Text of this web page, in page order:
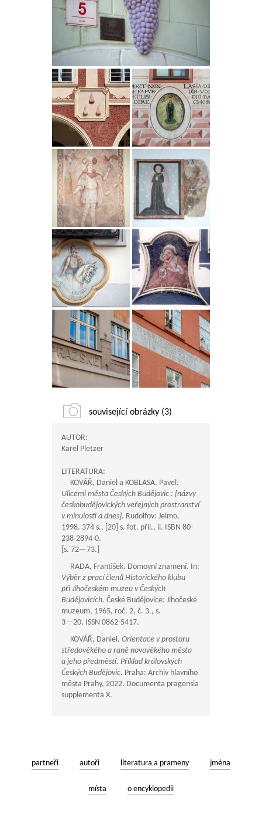
související obrázky (3)
AUTOR:
Karel Pletzer
LITERATURA:
KOVÁŘ, Daniel a KOBLASA, Pavel.
Ulicemi města Českých Budějovic : [názvy
českobudějovických veřejných prostranství
v minulosti a dnes]. Rudolfov: Jelmo,
1998. 374 s., [20] s. fot. příl., il. ISBN 80-
238-2894-0.
[s. 72—73.]
RADA, František. Domovní znamení. In:
Výběr z prací členů Historického klubu
při Jihočeském muzeu v Českých
Budějovicích. České Budějovice: Jihočeské
muzeum, 1965, roč. 2, č. 3., s.
3—20. ISSN 0862-5417.
KOVÁŘ, Daniel. Orientace v prostoru
středověkého a raně novověkého města
a jeho předměstí. Příklad královských
Českých Budějovic. Praha: Archiv hlavního
města Prahy, 2022. Documenta pragensia
supplementa X.
partneři autoři literatura a prameny jména
místa o encyklopedii